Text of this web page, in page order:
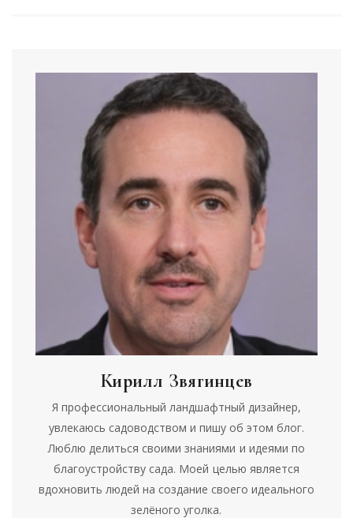
Кирилл Звягинцев
Я профессиональный ландшафтный дизайнер,
увлекаюсь садоводством и пишу об этом блог.
Люблю делиться своими знаниями и идеями по
благоустройству сада. Моей целью является
вдохновить людей на создание своего идеального
зелёного уголка.